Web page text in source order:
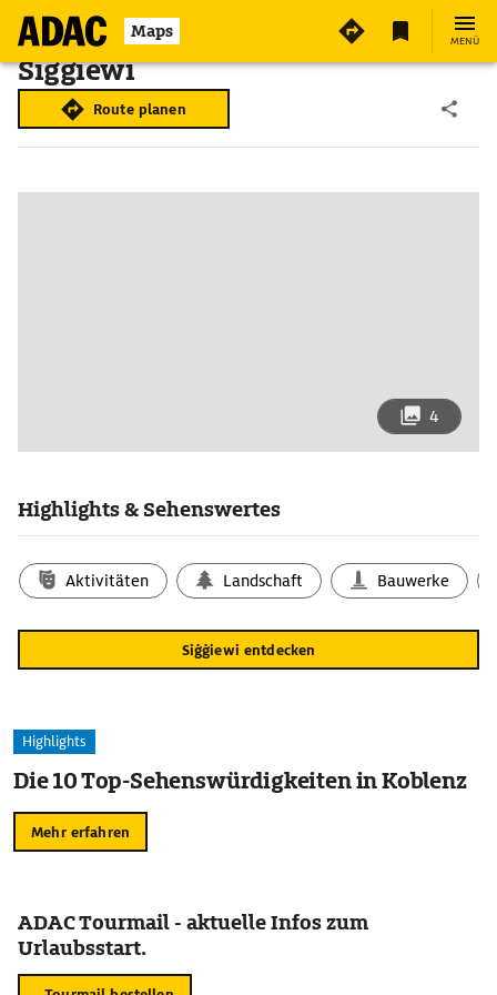
Maps MENÜ
Siġġiewi
Route planen
4
Highlights & Sehenswertes
Aktivitäten Landschaft Bauwerke
Siġġiewi entdecken
Highlights
Die 10 Top-Sehenswürdigkeiten in Koblenz
Mehr erfahren
ADAC Tourmail - aktuelle Infos zum
Urlaubsstart.